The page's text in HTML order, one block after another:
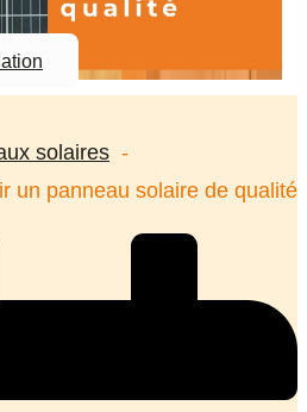
solaires
un panneau solaire de qualité